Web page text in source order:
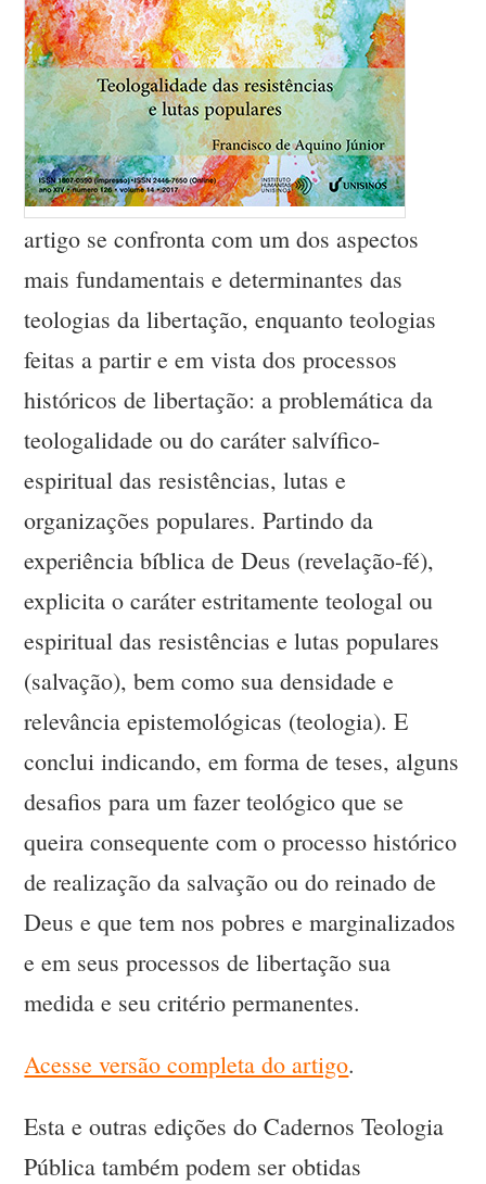
artigo se confronta com um dos aspectos
mais fundamentais e determinantes das
teologias da libertação, enquanto teologias
feitas a partir e em vista dos processos
históricos de libertação: a problemática da
teologalidade ou do caráter salvífico-
espiritual das resistências, lutas e
organizações populares. Partindo da
experiência bíblica de Deus (revelação-fé),
explicita o caráter estritamente teologal ou
espiritual das resistências e lutas populares
(salvação), bem como sua densidade e
relevância epistemológicas (teologia). E
conclui indicando, em forma de teses, alguns
desafios para um fazer teológico que se
queira consequente com o processo histórico
de realização da salvação ou do reinado de
Deus e que tem nos pobres e marginalizados
e em seus processos de libertação sua
medida e seu critério permanentes.
Acesse versão completa do artigo.
Esta e outras edições do Cadernos Teologia
Pública também podem ser obtidas